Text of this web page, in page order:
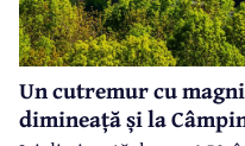
Un cutremur cu
dimineață și la